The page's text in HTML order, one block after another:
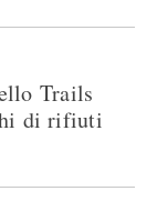
Trails
di rifiuti